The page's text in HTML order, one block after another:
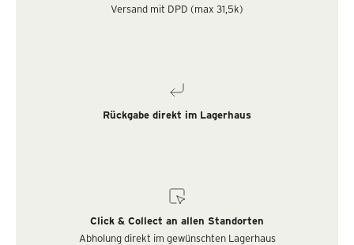
Versand mit DPD (max 31,5k)
Rückgabe direkt im Lagerhaus
Click & Collect an allen Standorten
Abholung direkt im gewünschten Lagerhaus